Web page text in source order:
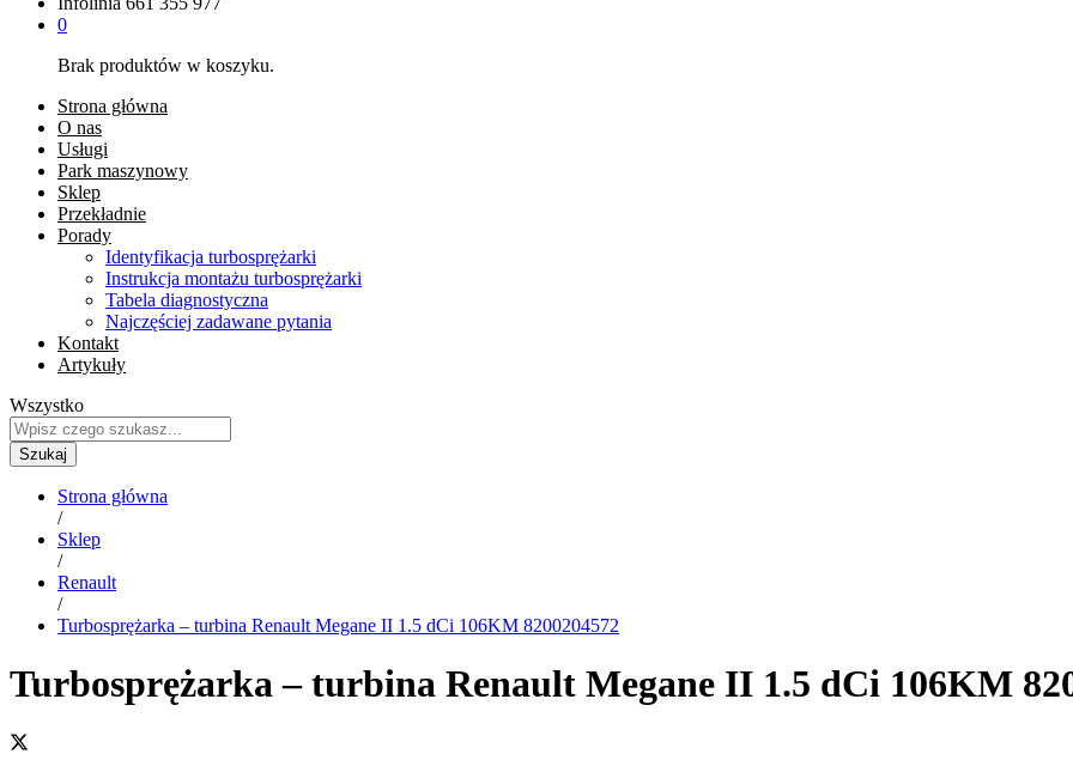
0
Brak produktów w koszyku.
Strona główna
O nas
Usługi
Park maszynowy
Sklep
Przekładnie
Porady
Identyfikacja turbosprężarki
Instrukcja montażu turbosprężarki
Tabela diagnostyczna
Najczęściej zadawane pytania
Kontakt
Artykuły
Wszystko
Szukaj
Strona główna
/
Sklep
/
Renault
/
Turbosprężarka – turbina Renault Megane II 1.5 dCi 106KM 8200204572
Turbosprężarka – turbina Renault Megane II 1.5 dCi 106KM